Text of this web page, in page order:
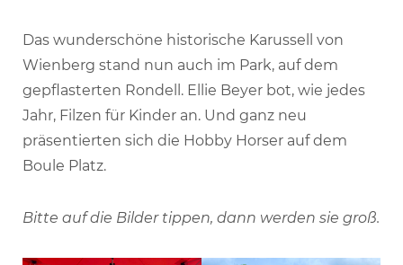
Das wunderschöne historische Karussell von
Wienberg stand nun auch im Park, auf dem
gepflasterten Rondell. Ellie Beyer bot, wie jedes
Jahr, Filzen für Kinder an. Und ganz neu
präsentierten sich die Hobby Horser auf dem
Boule Platz.
Bitte auf die Bilder tippen, dann werden sie groß.